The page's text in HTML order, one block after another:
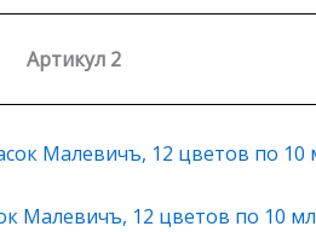
Артикул 2
Малевичъ, 12 цветов по 10 мл